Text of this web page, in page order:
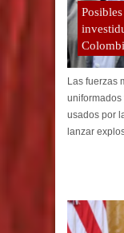
Las fuerzas
usados por
lanzar